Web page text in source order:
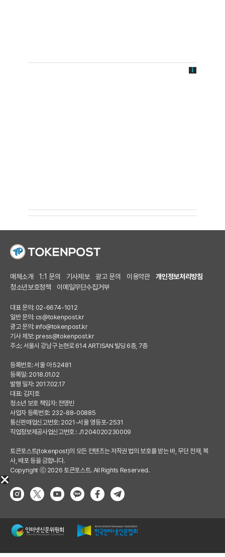
매체소개 1:1 문의 기사제보 광고 문의 이용약관
개인정보처리방침
청소년보호정책
이메일무단수집거부
대표 문의: 02-6674-1012
일반 문의: cs@tokenpost.kr
광고 문의: info@tokenpost.kr
기사 제보: press@tokenpost.kr
주소: 서울시 강남구 논현로 614 ARTISAN 빌딩 6층, 7층
등록번호: 서울 아 52481
등록일: 2018.01.02
발행 일자: 2017.02.17
대표: 김지호
청소년 보호 책임자: 전영빈
사업자 등록번호: 232-88-00885
통신판매업신고번호: 2021-서울 영등포-2531
직업정보제공사업신고번호 : J1204020230009
토큰포스트(tokenpost)의 모든 컨텐츠는 저작권 법의 보호를 받는 바, 무단 전재, 복
사, 배포 등을 금합니다.
Copyright ⓒ 2026 토큰포스트. All Rights Reserved.